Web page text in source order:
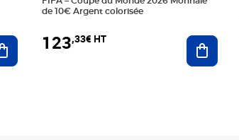
Ajouter au panier
de 10€ Argent colorisée
123,33€ HT